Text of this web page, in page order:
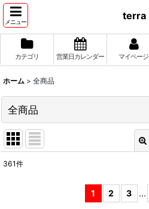
メニュー
terra
カテゴリ 営業日カレンダー マイページ
ホーム > 全商品
全商品
361件
1 2 3 ...